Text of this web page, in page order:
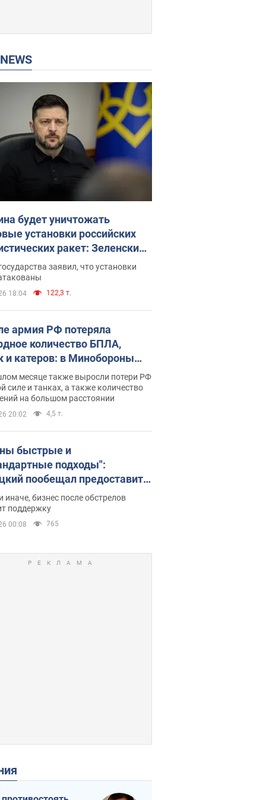
NEWS
будет уничтожать
установки российских
ракет: Зеленский
заседание СНБО
заявил, что установки
18:04 122,3 т.
армия РФ потеряла
количество БПЛА,
и катеров: в Минобороны
статистику
месяце также выросли потери РФ
силе и танках, а также количество
на большом расстоянии
20:02 4,5 т.
быстрые и
подходы":
пообещал предоставить
приоритетный доступ к
складским
иначе, бизнес после обстрелов
поддержку
00:08 765